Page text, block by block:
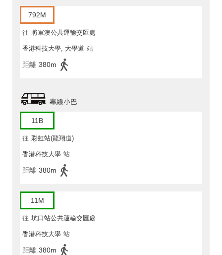
792M
往 將軍澳公共運輸交匯處
香港科技大學, 大學道 站
距離 380m
專線小巴
11B
往 彩虹站(龍翔道)
香港科技大學 站
距離 380m
11M
往 坑口站公共運輸交匯處
香港科技大學 站
距離 380m